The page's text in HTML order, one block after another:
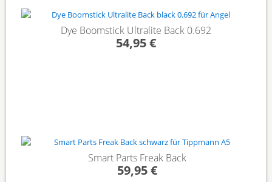
Dye Boomstick Ultralite Back 0.692
54,95 €
Smart Parts Freak Back
59,95 €